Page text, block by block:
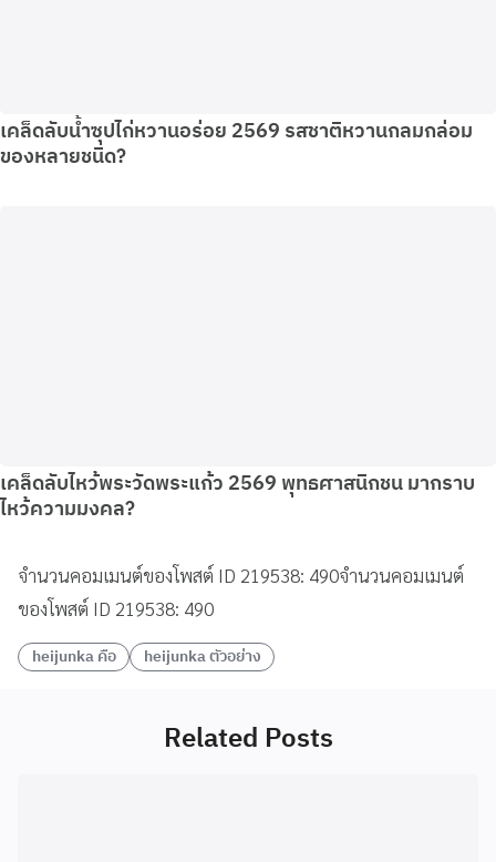
เคล็ดลับน้ำซุปไก่หวานอร่อย 2569 รสชาติหวานกลมกล่อม
ของหลายชนิด?
เคล็ดลับไหว้พระวัดพระแก้ว 2569 พุทธศาสนิกชน มากราบ
ไหว้ความมงคล?
จำนวนคอมเมนต์ของโพสต์ ID 219538: 490จำนวนคอมเมนต์
ของโพสต์ ID 219538: 490
heijunka คือ heijunka ตัวอย่าง
Related Posts